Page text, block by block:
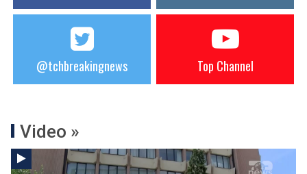
@tchbreakingnews Top Channel
Video »